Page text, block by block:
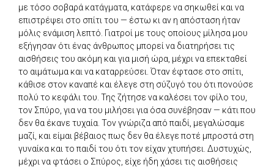
με τόσο σοβαρά κατάγματα, κατάφερε να σηκωθεί και να
επιστρέψει στο σπίτι του — έστω κι αν η απόσταση ήταν
μόλις ενάμιση λεπτό. Γιατροί με τους οποίους μίλησα μου
εξήγησαν ότι ένας άνθρωπος μπορεί να διατηρήσει τις
αισθήσεις του ακόμη και για μισή ώρα, μέχρι να επεκταθεί
το αιμάτωμα και να καταρρεύσει. Όταν έφτασε στο σπίτι,
κάθισε στον καναπέ και έλεγε στη σύζυγό του ότι πονούσε
πολύ το κεφάλι του. Της ζήτησε να καλέσει τον φίλο του,
τον Σπύρο, για να του μιλήσει για όσα συνέβησαν — κάτι που
δεν θα έκανε τυχαία. Τον γνώριζα από παιδί, μεγαλώσαμε
μαζί, και είμαι βέβαιος πως δεν θα έλεγε ποτέ μπροστά στη
γυναίκα και το παιδί του ότι τον είχαν χτυπήσει. Δυστυχώς,
μέχρι να φτάσει ο Σπύρος, είχε ήδη χάσει τις αισθήσεις